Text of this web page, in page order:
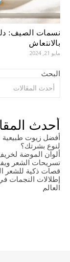
نسمات الصيف:
بالانتعاش
مايو 21, 2024
البحث
أحدث
أفضل زيوت طبيعية
لنوع بشرتك؟
ألوان الموضة لخريف
تسريحات الشعر
قصات ذكية للشعر
العالم